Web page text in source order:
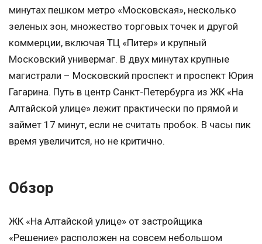
минутах пешком метро «Московская», несколько
зеленых зон, множество торговых точек и другой
коммерции, включая ТЦ «Питер» и крупный
Московский универмаг. В двух минутах крупные
магистрали – Московский проспект и проспект Юрия
Гагарина. Путь в центр Санкт-Петербурга из ЖК «На
Алтайской улице» лежит практически по прямой и
займет 17 минут, если не считать пробок. В часы пик
время увеличится, но не критично.
Обзор
ЖК «На Алтайской улице» от застройщика
«Решение» расположен на совсем небольшом